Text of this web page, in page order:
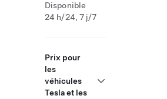
Disponible
24 h/24, 7 j/7
Prix pour
les
véhicules
Tesla et les